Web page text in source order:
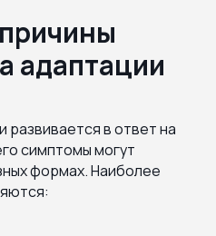
адаптации
развивается в ответ на
симптомы могут
формах. Наиболее